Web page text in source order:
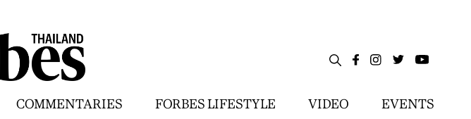
COMMENTARIES FORBES LIFESTYLE VIDEO EVENTS